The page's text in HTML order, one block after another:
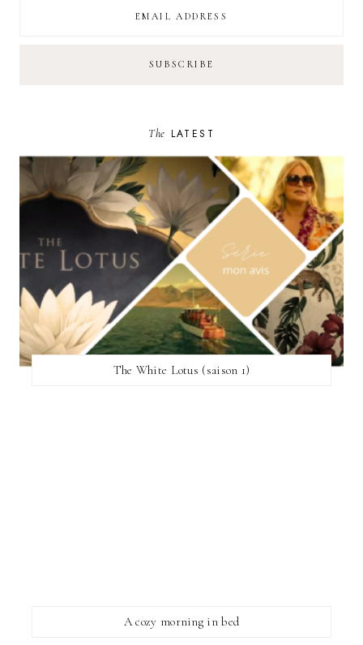
The LATEST
The White Lotus (saison 1)
A cozy morning in bed